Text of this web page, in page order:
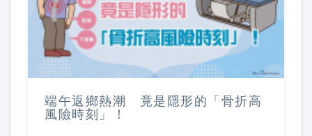
端午返鄉熱潮 竟是隱形的「骨折高
風險時刻」！